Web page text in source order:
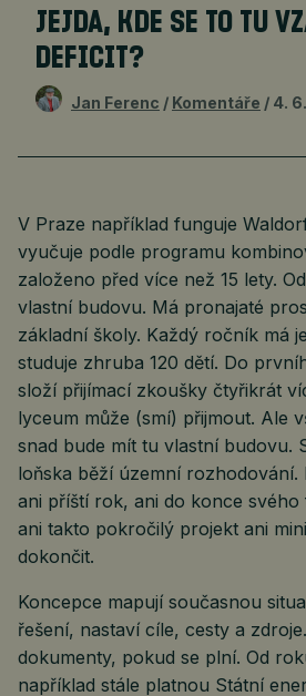
JEJDA, KDE SE TO TU
DEFICIT?
Jan Ferenc Komentáře 4.
V Praze například funguje
vyučuje podle programu
založeno před více než 15 lety.
vlastní budovu. Má pronajaté
základní školy. Každý ročník má
studuje zhruba 120 dětí. Do
složí přijímací zkoušky čtyřikrát
lyceum může (smí) přijmout. Ale
snad bude mít tu vlastní budovu.
loňska běží územní rozhodování.
ani příští rok, ani do konce
ani takto pokročilý projekt ani
dokončit.
Koncepce mapují současnou
řešení, nastaví cíle, cesty a
dokumenty, pokud se plní. Od
například stále platnou Státní